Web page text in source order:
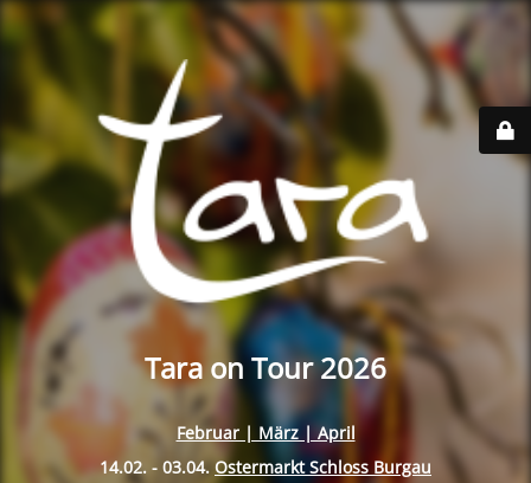
Tara on Tour 2026
Februar | März | April
14.02. - 03.04. Ostermarkt Schloss Burgau